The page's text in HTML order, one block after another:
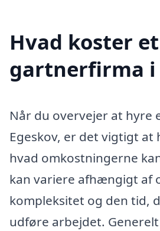
Hvad koster et
gartnerfirma i
Når du overvejer at hyre
Egeskov, er det vigtigt at
hvad omkostningerne
kan variere afhængigt af
kompleksitet og den tid,
udføre arbejdet.